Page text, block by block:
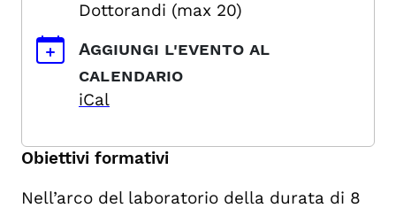
Dottorandi (max 20)
Aggiungi l'evento al
calendario
iCal
Obiettivi formativi
Nell’arco del laboratorio della durata di 8